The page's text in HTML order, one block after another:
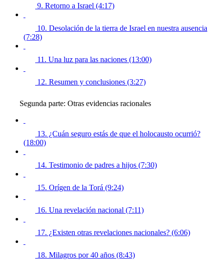
9. Retorno a Israel (4:17)
10. Desolación de la tierra de Israel en nuestra ausencia
(7:28)
11. Una luz para las naciones (13:00)
12. Resumen y conclusiones (3:27)
Segunda parte: Otras evidencias racionales
13. ¿Cuán seguro estás de que el holocausto ocurrió?
(18:00)
14. Testimonio de padres a hijos (7:30)
15. Orígen de la Torá (9:24)
16. Una revelación nacional (7:11)
17. ¿Existen otras revelaciones nacionales? (6:06)
18. Milagros por 40 años (8:43)